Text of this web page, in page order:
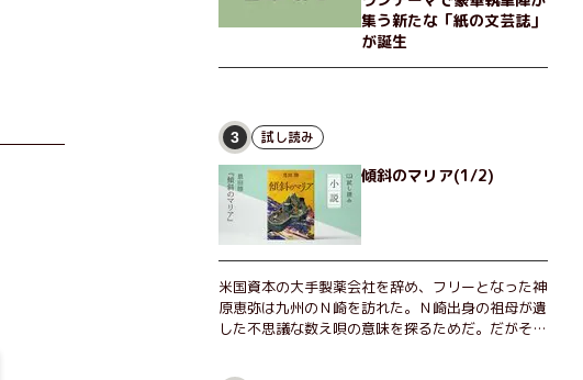
集う新たな「紙の文芸誌」
が誕生
3 試し読み
傾斜のマリア(1/2)
米国資本の大手製薬会社を辞め、フリーとなった神
原恵弥は九州のＮ崎を訪れた。Ｎ崎出身の祖母が遺
した不思議な数え唄の意味を探るためだ。だがそん